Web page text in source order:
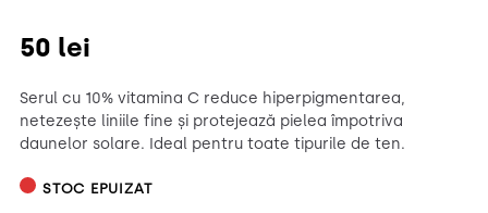
50 lei
Serul cu 10% vitamina C reduce hiperpigmentarea,
netezește liniile fine și protejează pielea împotriva
daunelor solare. Ideal pentru toate tipurile de ten.
STOC EPUIZAT